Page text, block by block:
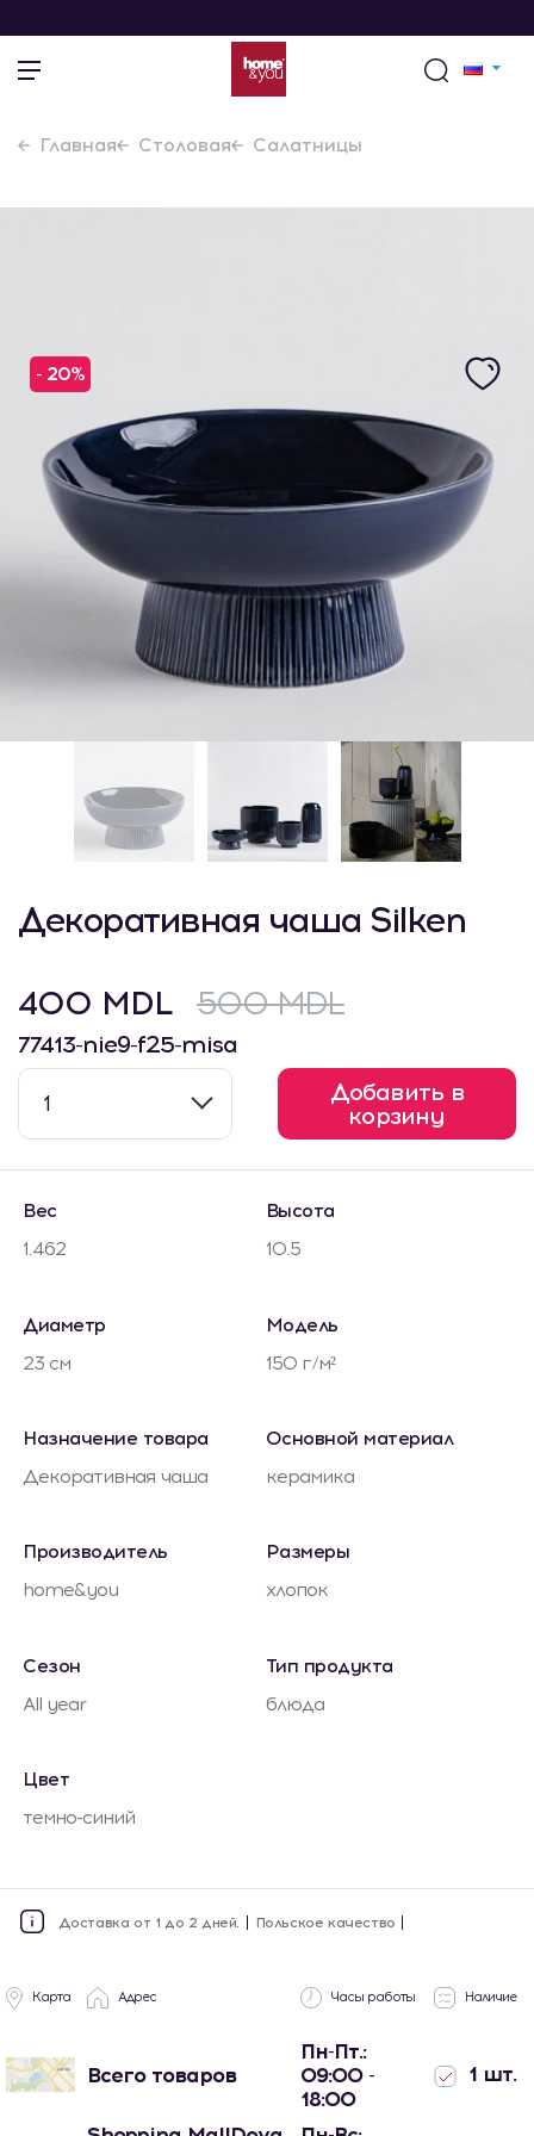
Главная Столовая Салатницы
- 20%
Декоративная чаша Silken
400 MDL 500 MDL
77413-nie9-f25-misa
1
Добавить в
корзину
Вес
1.462
Высота
10.5
Диаметр
23 см
Модель
150 г/м²
Назначение товара
Декоративная чаша
Основной материал
керамика
Производитель
home&you
Размеры
хлопок
Сезон
All year
Тип продукта
блюда
Цвет
темно-синий
Доставка от 1 до 2 дней. Польское качество
Карта Адрес Часы работы Наличие
Всего товаров
Пн-Пт.:
09:00 -
18:00
1 шт.